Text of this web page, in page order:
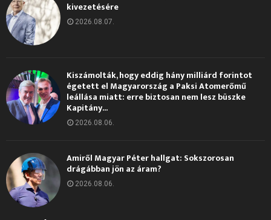
kivezetésére
2026.08.07.
Kiszámolták, hogy eddig hány milliárd forintot
égetett el Magyarország a Paksi Atomerőmű
leállása miatt: erre biztosan nem lesz büszke
Kapitány...
2026.08.06.
Amiről Magyar Péter hallgat: Sokszorosan
drágábban jön az áram?
2026.08.06.